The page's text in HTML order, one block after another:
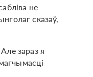
не
сказаў,
зараз я